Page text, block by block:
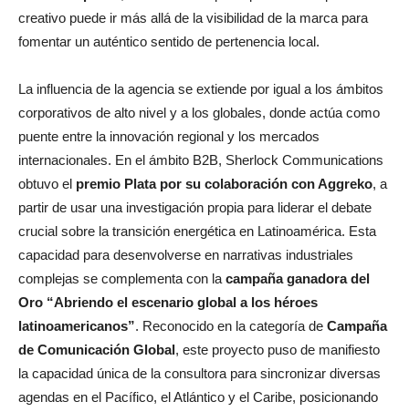
creativo puede ir más allá de la visibilidad de la marca para
fomentar un auténtico sentido de pertenencia local.
La influencia de la agencia se extiende por igual a los ámbitos
corporativos de alto nivel y a los globales, donde actúa como
puente entre la innovación regional y los mercados
internacionales. En el ámbito B2B, Sherlock Communications
obtuvo el premio Plata por su colaboración con Aggreko, a
partir de usar una investigación propia para liderar el debate
crucial sobre la transición energética en Latinoamérica. Esta
capacidad para desenvolverse en narrativas industriales
complejas se complementa con la campaña ganadora del
Oro “Abriendo el escenario global a los héroes
latinoamericanos”. Reconocido en la categoría de Campaña
de Comunicación Global, este proyecto puso de manifiesto
la capacidad única de la consultora para sincronizar diversas
agendas en el Pacífico, el Atlántico y el Caribe, posicionando